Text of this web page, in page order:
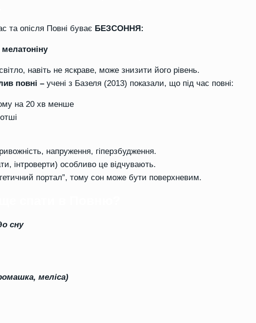
та опісля Повні буває БЕЗСОННЯ:
навіть не яскраве, може знизити його рівень.
повні – учені з Базеля (2013) показали, що під час повні:
на 20 хв менше
напруження, гіперзбудження.
інтроверти) особливо це відчувають.
портал”, тому сон може бути поверхневим.
сну
меліса)